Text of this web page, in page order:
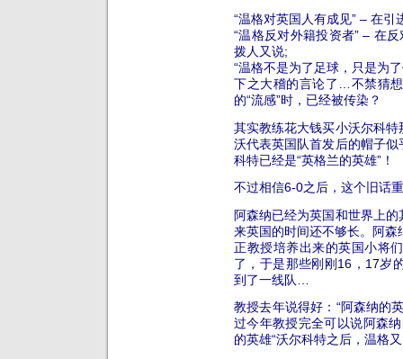
“温格对英国人有成见” – 在
“温格反对外籍投资者” – 在
拨人又说;
“温格不是为了足球，只是为
下之大稽的言论了… 不禁猜
的“流感”时，已经被传染？
其实教练花大钱买小沃尔科
沃代表英国队首发后的帽子
科特已经是“英格兰的英雄”！
不过相信6-0之后，这个旧话
阿森纳已经为英国和世界上
来英国的时间还不够长。阿
正教授培养出来的英国小将
了，于是那些刚刚16，17岁
到了一线队…
教授去年说得好：“阿森纳的
过今年教授完全可以说阿森
的英雄“沃尔科特之后，温格